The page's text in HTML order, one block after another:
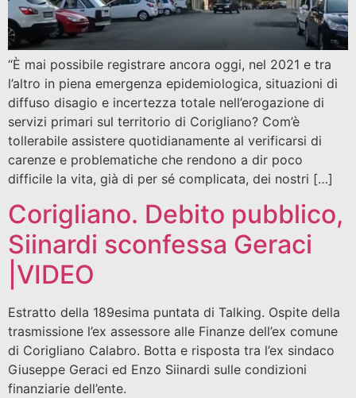
“È mai possibile registrare ancora oggi, nel 2021 e tra
l’altro in piena emergenza epidemiologica, situazioni di
diffuso disagio e incertezza totale nell’erogazione di
servizi primari sul territorio di Corigliano? Com’è
tollerabile assistere quotidianamente al verificarsi di
carenze e problematiche che rendono a dir poco
difficile la vita, già di per sé complicata, dei nostri […]
Corigliano. Debito pubblico,
Siinardi sconfessa Geraci
|VIDEO
Estratto della 189esima puntata di Talking. Ospite della
trasmissione l’ex assessore alle Finanze dell’ex comune
di Corigliano Calabro. Botta e risposta tra l’ex sindaco
Giuseppe Geraci ed Enzo Siinardi sulle condizioni
finanziarie dell’ente.